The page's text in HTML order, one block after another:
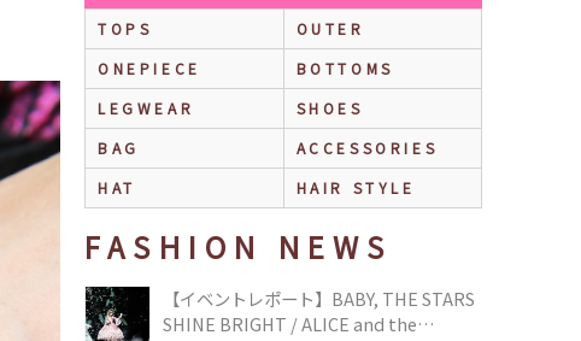
TOPS
OUTER
ONEPIECE
BOTTOMS
LEGWEAR
SHOES
BAG
ACCESSORIES
HAT
HAIR STYLE
FASHION NEWS
【イベントレポート】BABY, THE STARS
SHINE BRIGHT / ALICE and the